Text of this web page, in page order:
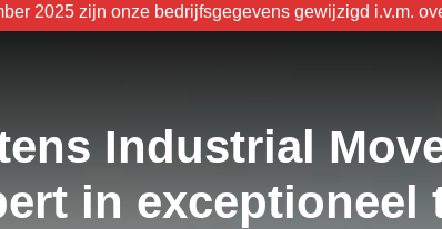
2025 zijn onze bedrijfsgegevens gewijzigd i.v.m.
Industrial
in exceptioneel